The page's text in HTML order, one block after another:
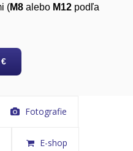
(M8alebo M12podľa
Fotografie
E-shop